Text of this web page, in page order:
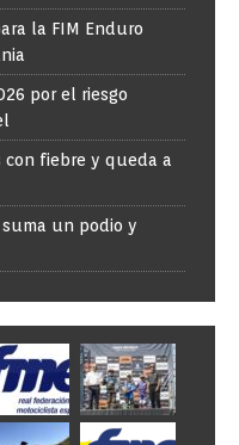
la FIM Enduro
por el riesgo
fiebre y queda a
un podio y